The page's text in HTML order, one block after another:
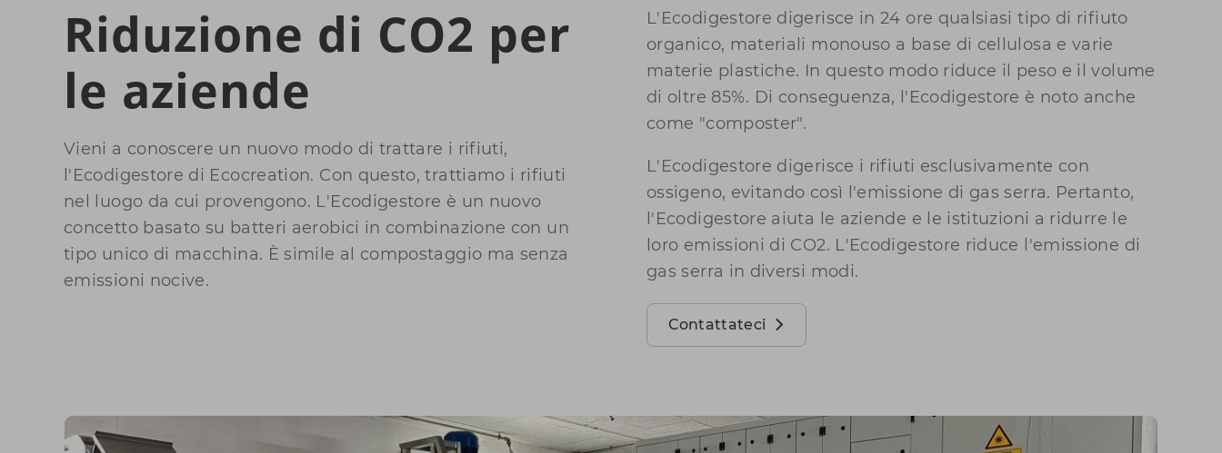
Riduzione di CO2 per
le aziende
Vieni a conoscere un nuovo modo di trattare i rifiuti,
l'Ecodigestore di Ecocreation. Con questo, trattiamo i rifiuti
nel luogo da cui provengono. L'Ecodigestore è un nuovo
concetto basato su batteri aerobici in combinazione con un
tipo unico di macchina. È simile al compostaggio ma senza
emissioni nocive.
L'Ecodigestore digerisce in 24 ore qualsiasi tipo di rifiuto
organico, materiali monouso a base di cellulosa e varie
materie plastiche. In questo modo riduce il peso e il volume
di oltre 85%. Di conseguenza, l'Ecodigestore è noto anche
come "composter".
L'Ecodigestore digerisce i rifiuti esclusivamente con
ossigeno, evitando così l'emissione di gas serra. Pertanto,
l'Ecodigestore aiuta le aziende e le istituzioni a ridurre le
loro emissioni di CO2. L'Ecodigestore riduce l'emissione di
gas serra in diversi modi.
Contattateci